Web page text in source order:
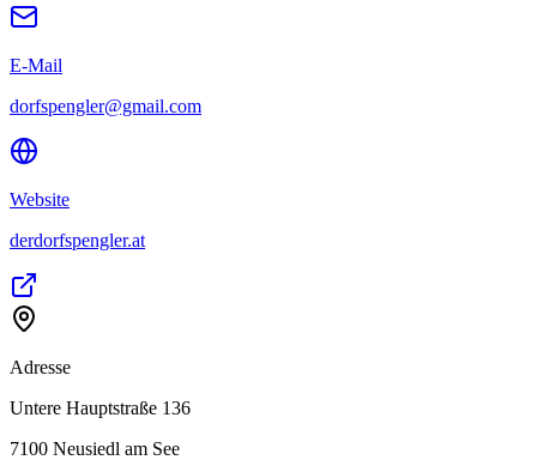
E-Mail
dorfspengler@gmail.com
Website
derdorfspengler.at
Adresse
Untere Hauptstraße 136
7100 Neusiedl am See